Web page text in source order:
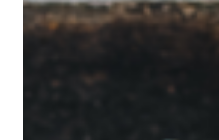
Duração
Os Nossos Espaços
Nazari Restaurante